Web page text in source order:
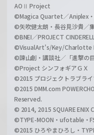
AOⅡ Project
©Magica Quartet／Aniplex
©矢吹健太朗・長谷見沙貴／
©BNEI／PROJECT
©VisualArt's/Key/Charlotte
©諫山創・講談社／「進撃の
©Project シンフォギアＧＸ
©2015 プロジェクトラブライ
©2015 DMM.com
Reserved.
© 2014, 2015 SQUARE ENIX
©TYPE-MOON・ufotable・
©2015 ひろやまひろし・